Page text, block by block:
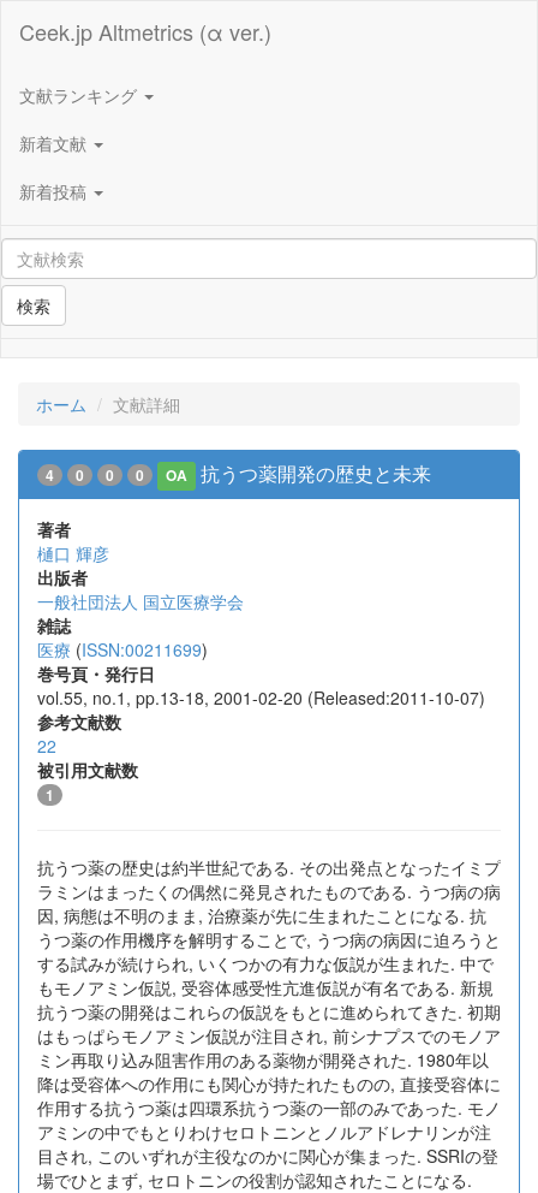
Ceek.jp Altmetrics (α ver.)
文献ランキング
新着文献
新着投稿
検索
ホーム 文献詳細
4 0 0 0 OA 抗うつ薬開発の歴史と未来
著者
樋口 輝彦
出版者
一般社団法人 国立医療学会
雑誌
医療 (ISSN:00211699)
巻号頁・発行日
vol.55, no.1, pp.13-18, 2001-02-20 (Released:2011-10-07)
参考文献数
22
被引用文献数
1
抗うつ薬の歴史は約半世紀である. その出発点となったイミプ
ラミンはまったくの偶然に発見されたものである. うつ病の病
因, 病態は不明のまま, 治療薬が先に生まれたことになる. 抗
うつ薬の作用機序を解明することで, うつ病の病因に迫ろうと
する試みが続けられ, いくつかの有力な仮説が生まれた. 中で
もモノアミン仮説, 受容体感受性亢進仮説が有名である. 新規
抗うつ薬の開発はこれらの仮説をもとに進められてきた. 初期
はもっぱらモノアミン仮説が注目され, 前シナプスでのモノア
ミン再取り込み阻害作用のある薬物が開発された. 1980年以
降は受容体への作用にも関心が持たれたものの, 直接受容体に
作用する抗うつ薬は四環系抗うつ薬の一部のみであった. モノ
アミンの中でもとりわけセロトニンとノルアドレナリンが注
目され, このいずれが主役なのかに関心が集まった. SSRIの登
場でひとまず, セロトニンの役割が認知されたことになる.